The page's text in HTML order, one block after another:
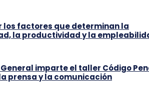
los factores que determinan la
la productividad y la
imparte el taller Código
prensa y la comunicación